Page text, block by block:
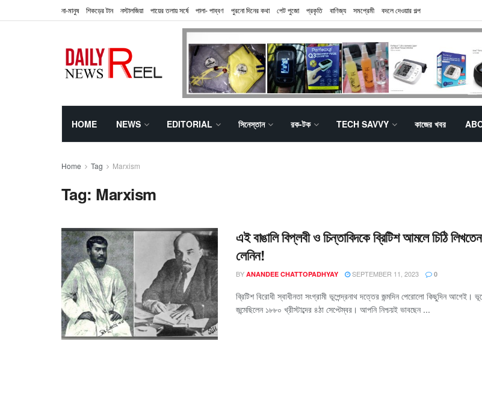
না-মানুষ শিকড়ের টান নস্টালজিয়া পায়ের তলায় সর্ষে পালা- পাব্বণ পুরনো দিনের কথা পেট পুজো প্রকৃতি বাণিজ্য সমপ্রেমী বদলে দেওয়ার গল্প
HOME NEWS EDITORIAL সিনেস্তান রক-টক TECH SAVVY কাজের খবর
Home Tag Marxism
Tag: Marxism
এই বাঙালি বিপ্লবী ও চিন্তাবিদকে ব্রিটিশ আমলে চিঠি লিখতেন
লেনিন!
BY ANANDEE CHATTOPADHYAY SEPTEMBER 11, 2023 0
ব্রিটিশ বিরোধী স্বাধীনতা সংগ্রামী ভূপেন্দ্রনাথ দত্তের জন্মদিন পেরোলো কিছুদিন আগেই।
জন্মেছিলেন ১৮৮০ খ্রীস্টাব্দের ৪ঠা সেপ্টেম্বর। আপনি নিশ্চয়ই ভাবছেন ...